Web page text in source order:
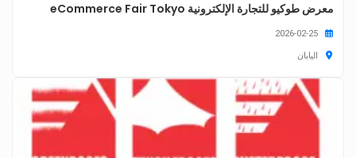
معرض طوكيو للتجارة الإلكترونية eCommerce Fair Tokyo
اليابان